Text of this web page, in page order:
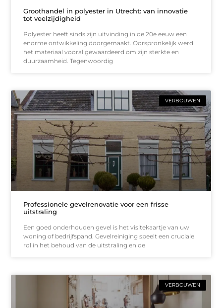
Groothandel in polyester in Utrecht: van innovatie
tot veelzijdigheid
Polyester heeft sinds zijn uitvinding in de 20e eeuw een
enorme ontwikkeling doorgemaakt. Oorspronkelijk werd
het materiaal vooral gewaardeerd om zijn sterkte en
duurzaamheid. Tegenwoordig
VERBOUWEN
Professionele gevelrenovatie voor een frisse
uitstraling
Een goed onderhouden gevel is het visitekaartje van uw
woning of bedrijfspand. Gevelreiniging speelt een cruciale
rol in het behoud van de uitstraling en de
VERBOUWEN